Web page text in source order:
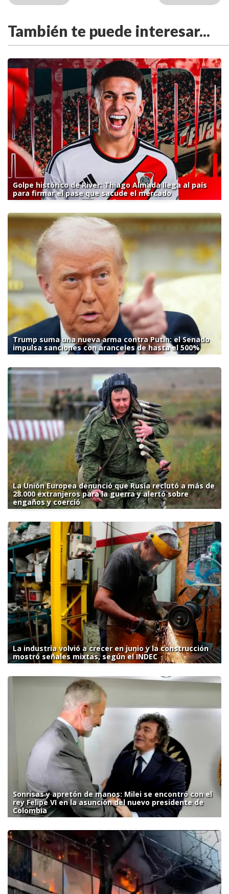
También te puede interesar...
Golpe histórico de River: Thiago Almada llega al país
para firmar el pase que sacude el mercado
Trump suma una nueva arma contra Putin: el Senado
impulsa sanciones con aranceles de hasta el 500%
La Unión Europea denunció que Rusia reclutó a más de
28.000 extranjeros para la guerra y alertó sobre
engaños y coerció
La industria volvió a crecer en junio y la construcción
mostró señales mixtas, según el INDEC
Sonrisas y apretón de manos: Milei se encontró con el
rey Felipe VI en la asunción del nuevo presidente de
Colombia